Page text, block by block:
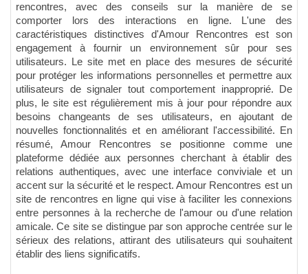
rencontres, avec des conseils sur la manière de se
comporter lors des interactions en ligne. L'une des
caractéristiques distinctives d'Amour Rencontres est son
engagement à fournir un environnement sûr pour ses
utilisateurs. Le site met en place des mesures de sécurité
pour protéger les informations personnelles et permettre aux
utilisateurs de signaler tout comportement inapproprié. De
plus, le site est régulièrement mis à jour pour répondre aux
besoins changeants de ses utilisateurs, en ajoutant de
nouvelles fonctionnalités et en améliorant l'accessibilité. En
résumé, Amour Rencontres se positionne comme une
plateforme dédiée aux personnes cherchant à établir des
relations authentiques, avec une interface conviviale et un
accent sur la sécurité et le respect. Amour Rencontres est un
site de rencontres en ligne qui vise à faciliter les connexions
entre personnes à la recherche de l'amour ou d'une relation
amicale. Ce site se distingue par son approche centrée sur le
sérieux des relations, attirant des utilisateurs qui souhaitent
établir des liens significatifs.